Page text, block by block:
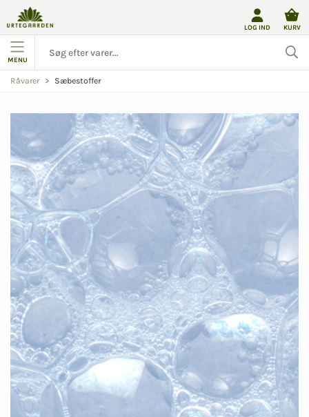
LOG IND KURV
MENU
Råvarer Sæbestoffer